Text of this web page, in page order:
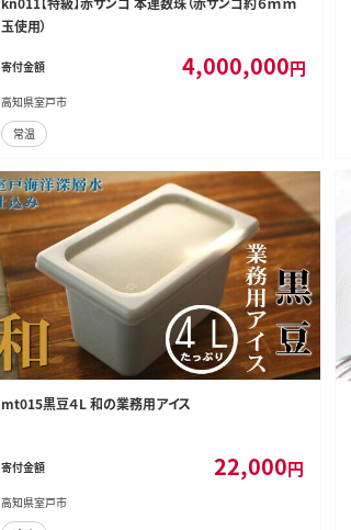
玉使用）
寄付金額 4,000,000円
高知県室戸市
常温
mt015黒豆４L 和の業務用アイス
寄付金額 22,000円
高知県室戸市